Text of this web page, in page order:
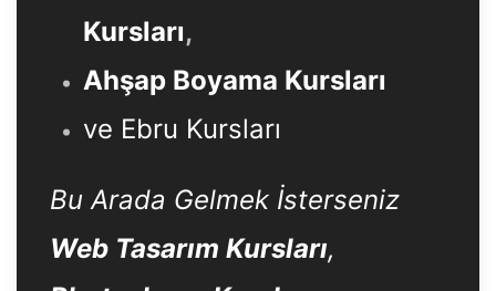
Kursları,
Ahşap Boyama Kursları
ve Ebru Kursları
Bu Arada Gelmek İsterseniz
Web Tasarım Kursları,